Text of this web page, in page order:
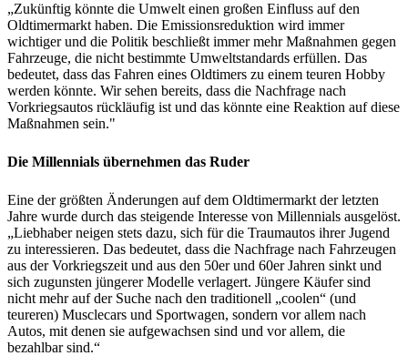
„Zukünftig könnte die Umwelt einen großen Einfluss auf den
Oldtimermarkt haben. Die Emissionsreduktion wird immer
wichtiger und die Politik beschließt immer mehr Maßnahmen gegen
Fahrzeuge, die nicht bestimmte Umweltstandards erfüllen. Das
bedeutet, dass das Fahren eines Oldtimers zu einem teuren Hobby
werden könnte. Wir sehen bereits, dass die Nachfrage nach
Vorkriegsautos rückläufig ist und das könnte eine Reaktion auf diese
Maßnahmen sein."
Die Millennials übernehmen das Ruder
Eine der größten Änderungen auf dem Oldtimermarkt der letzten
Jahre wurde durch das steigende Interesse von Millennials ausgelöst.
„Liebhaber neigen stets dazu, sich für die Traumautos ihrer Jugend
zu interessieren. Das bedeutet, dass die Nachfrage nach Fahrzeugen
aus der Vorkriegszeit und aus den 50er und 60er Jahren sinkt und
sich zugunsten jüngerer Modelle verlagert. Jüngere Käufer sind
nicht mehr auf der Suche nach den traditionell „coolen“ (und
teureren) Musclecars und Sportwagen, sondern vor allem nach
Autos, mit denen sie aufgewachsen sind und vor allem, die
bezahlbar sind.“